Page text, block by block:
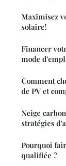
Maximisez
solaire!
Financer
mode
Comment
de PV et
Neige
stratégies
Pourquoi
qualifiée ?